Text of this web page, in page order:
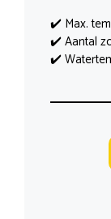
✔️ Max.
✔️ Aantal
✔️